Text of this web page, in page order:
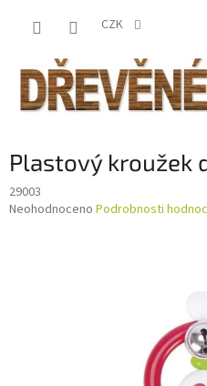
CZK
Plastový kroužek
29003
Průměrné
Neohodnoceno Podrobnosti